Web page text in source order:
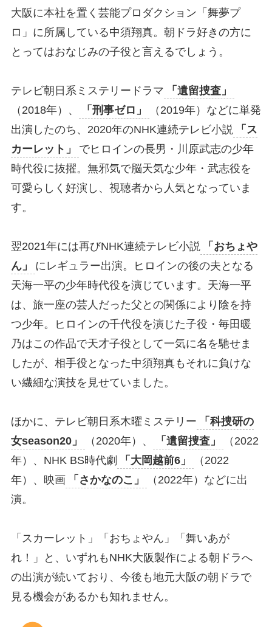
大阪に本社を置く芸能プロダクション「舞夢プ
ロ」に所属している中須翔真。朝ドラ好きの方に
とってはおなじみの子役と言えるでしょう。
テレビ朝日系ミステリードラマ
「遺留捜査」
（2018年）、
「刑事ゼロ」
（2019年）などに単発
出演したのち、2020年のNHK連続テレビ小説
「ス
カーレット」
でヒロインの長男・川原武志の少年
時代役に抜擢。無邪気で脳天気な少年・武志役を
可愛らしく好演し、視聴者から人気となっていま
す。
翌2021年には再びNHK連続テレビ小説
「おちょや
ん」
にレギュラー出演。ヒロインの後の夫となる
天海一平の少年時代役を演じています。天海一平
は、旅一座の芸人だった父との関係により陰を持
つ少年。ヒロインの千代役を演じた子役・毎田暖
乃はこの作品で天才子役として一気に名を馳せま
したが、相手役となった中須翔真もそれに負けな
い繊細な演技を見せていました。
ほかに、テレビ朝日系木曜ミステリー
「科捜研の
女season20」
（2020年）、 「遺留捜査」
（2022
年）、NHK BS時代劇
「大岡越前6」
（2022
年）、映画
「さかなのこ」
（2022年）などに出
演。
「スカーレット」「おちょやん」「舞いあが
れ！」と、いずれもNHK大阪製作による朝ドラへ
の出演が続いており、今後も地元大阪の朝ドラで
見る機会があるかも知れません。